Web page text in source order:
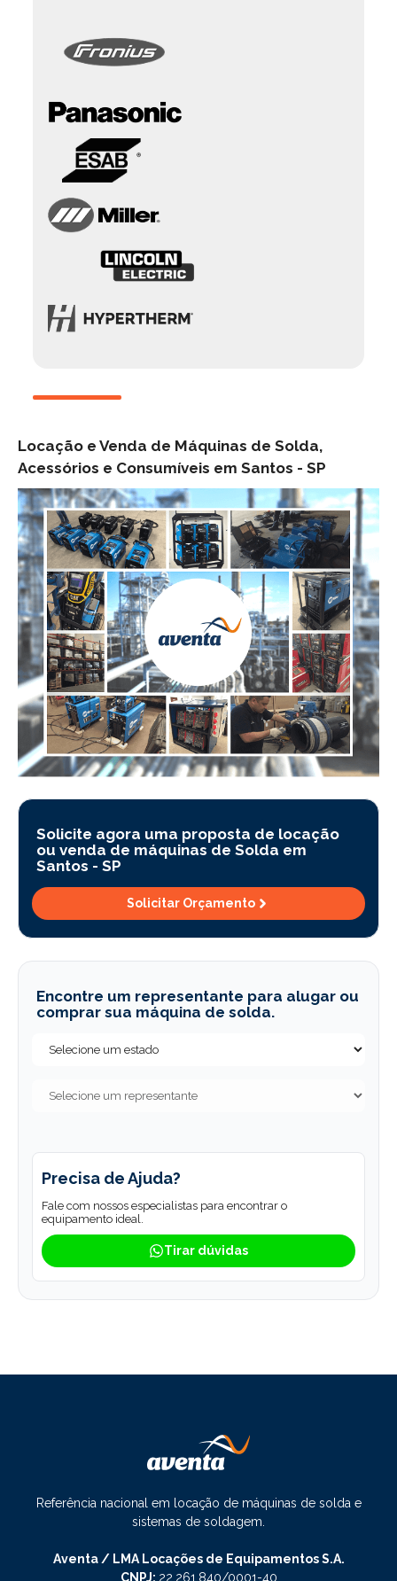
Solicite agora uma proposta de locação
ou venda de máquinas de Solda em
Santos - SP
Solicitar Orçamento
Encontre um representante para alugar ou
comprar sua máquina de solda.
Precisa de Ajuda?
Fale com nossos especialistas para encontrar o
equipamento ideal.
Tirar dúvidas
Locação e Venda de Máquinas de Solda,
Acessórios e Consumíveis em Santos - SP
Referência nacional em locação de máquinas de solda e
sistemas de soldagem.
Aventa / LMA Locações de Equipamentos S.A.
CNPJ: 22.261.840/0001-40